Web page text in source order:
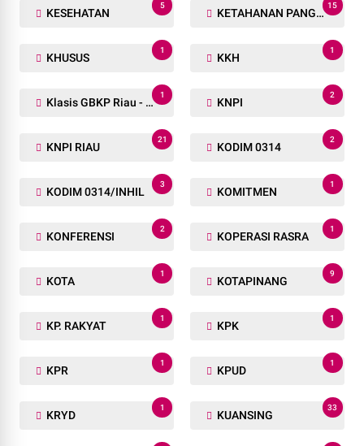
KESEHATAN
5
KETAHANAN PANGAN
15
KHUSUS
1
KKH
1
Klasis GBKP Riau - Sumbar.
1
KNPI
2
KNPI RIAU
21
KODIM 0314
2
KODIM 0314/INHIL
3
KOMITMEN
1
KONFERENSI
2
KOPERASI RASRA
1
KOTA
1
KOTAPINANG
9
KP. RAKYAT
1
KPK
1
KPR
1
KPUD
1
KRYD
1
KUANSING
33